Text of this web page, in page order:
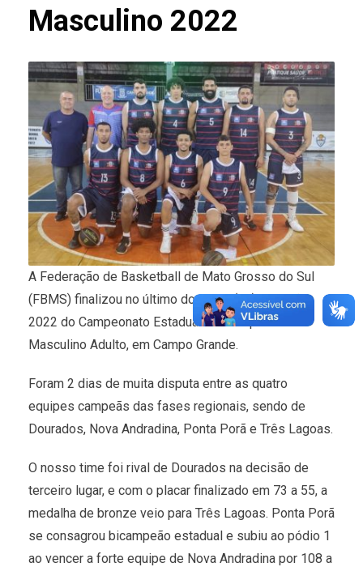
Masculino 2022
A Federação de Basketball de Mato Grosso do Sul
(FBMS) finalizou no último domingo (27) a edição
2022 do Campeonato Estadual de Basquetebol
Masculino Adulto, em Campo Grande.
Foram 2 dias de muita disputa entre as quatro
equipes campeãs das fases regionais, sendo de
Dourados, Nova Andradina, Ponta Porã e Três Lagoas.
O nosso time foi rival de Dourados na decisão de
terceiro lugar, e com o placar finalizado em 73 a 55, a
medalha de bronze veio para Três Lagoas. Ponta Porã
se consagrou bicampeão estadual e subiu ao pódio 1
ao vencer a forte equipe de Nova Andradina por 108 a